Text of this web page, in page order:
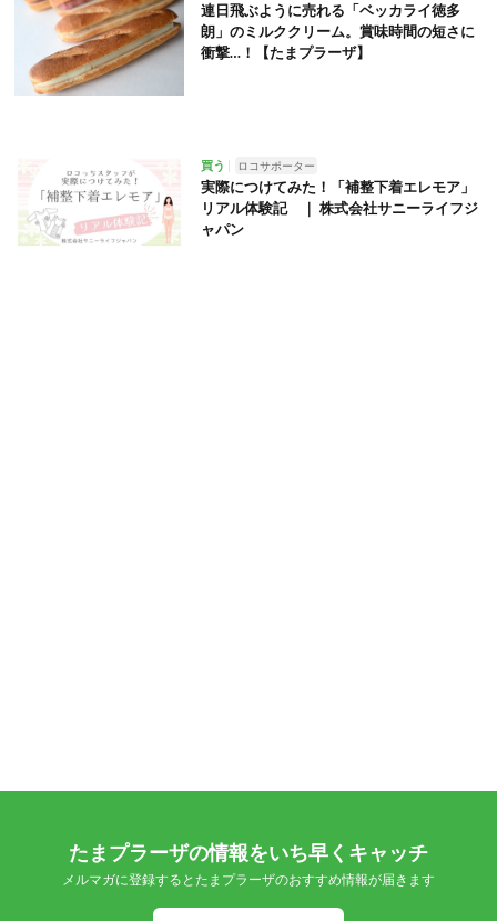
連日飛ぶように売れる「ベッカライ徳多
朗」のミルククリーム。賞味時間の短さに
衝撃…！【たまプラーザ】
買う ロコサポーター
実際につけてみた！「補整下着エレモア」
リアル体験記 ｜ 株式会社サニーライフジ
ャパン
たまプラーザの情報をいち早くキャッチ
メルマガに登録するとたまプラーザのおすすめ情報が届きます